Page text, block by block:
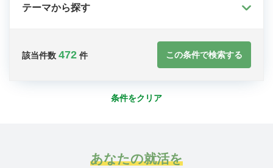
テーマから探す
該当件数 472 件 この条件で検索する
条件をクリア
あなたの就活を